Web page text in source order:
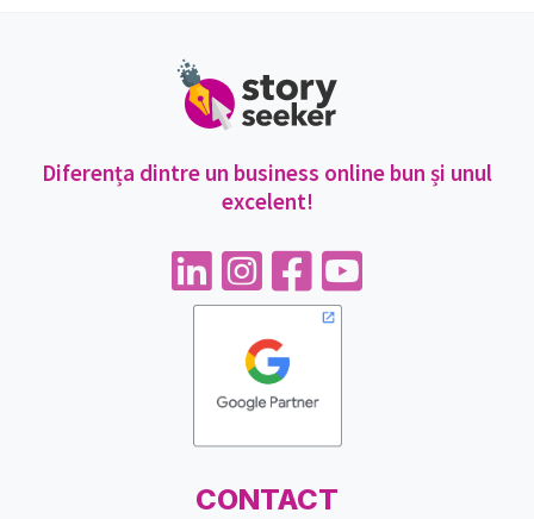
Diferența dintre un business online bun și unul
excelent!
CONTACT